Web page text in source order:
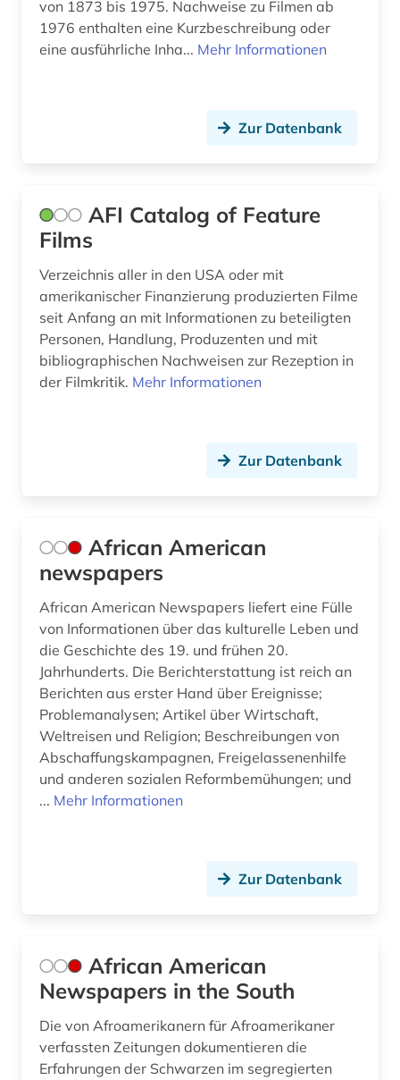
fashion (1)
fernsehprogramm (1)
fernsehserien (1)
fernsehwerbung (1)
fest (1)
feuilleton (1)
fid asien (2)
fid jüdische studien (1)
fid lateinamerika (2)
fid musikwissenschaft (1)
fid ost-, ostmittel- und südosteuropa (5)
fid romanistik (1)
fid slawistik (1)
filmdatenbank (1)
filme (1)
filmgeschichte (9)
filmindustrie (2)
von 1873 bis 1975. Nachweise zu Filmen ab
1976 enthalten eine Kurzbeschreibung oder
eine ausführliche Inha... Mehr Informationen
Zur Datenbank
AFI Catalog of Feature
Films
Verzeichnis aller in den USA oder mit
amerikanischer Finanzierung produzierten Filme
seit Anfang an mit Informationen zu beteiligten
Personen, Handlung, Produzenten und mit
bibliographischen Nachweisen zur Rezeption in
der Filmkritik. Mehr Informationen
Zur Datenbank
African American
newspapers
African American Newspapers liefert eine Fülle
von Informationen über das kulturelle Leben und
die Geschichte des 19. und frühen 20.
Jahrhunderts. Die Berichterstattung ist reich an
Berichten aus erster Hand über Ereignisse;
Problemanalysen; Artikel über Wirtschaft,
Weltreisen und Religion; Beschreibungen von
Abschaffungskampagnen, Freigelassenenhilfe
und anderen sozialen Reformbemühungen; und
... Mehr Informationen
Zur Datenbank
African American
Newspapers in the South
Die von Afroamerikanern für Afroamerikaner
verfassten Zeitungen dokumentieren die
Erfahrungen der Schwarzen im segregierten